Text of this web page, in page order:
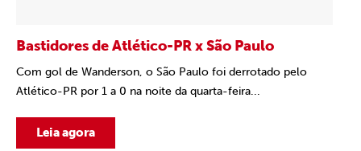
Bastidores de Atlético-PR x São Paulo
Com gol de Wanderson, o São Paulo foi derrotado pelo
Atlético-PR por 1 a 0 na noite da quarta-feira...
Leia agora